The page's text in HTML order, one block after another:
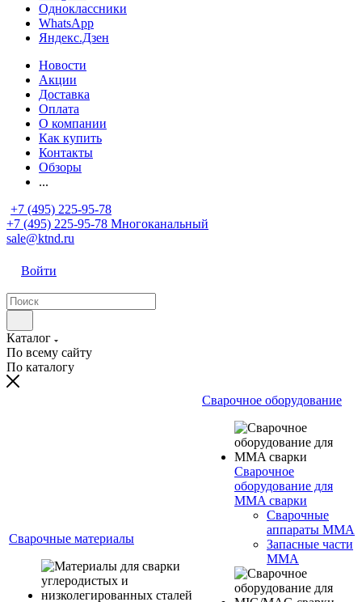
Одноклассники
WhatsApp
Яндекс.Дзен
Новости
Акции
Доставка
Оплата
О компании
Как купить
Контакты
Обзоры
...
+7 (495) 225-95-78
+7 (495) 225-95-78 Многоканальный
sale@ktnd.ru
Войти
Каталог
По всему сайту
По каталогу
Сварочные материалы
Сварочное оборудование
Сварочное
оборудование для
MMA сварки
Сварочные
аппараты MMA
Запасные части
MMA